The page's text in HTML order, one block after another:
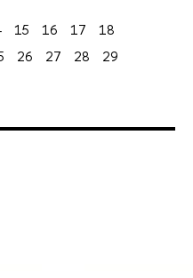
15 16 17
18
26 27 28
29